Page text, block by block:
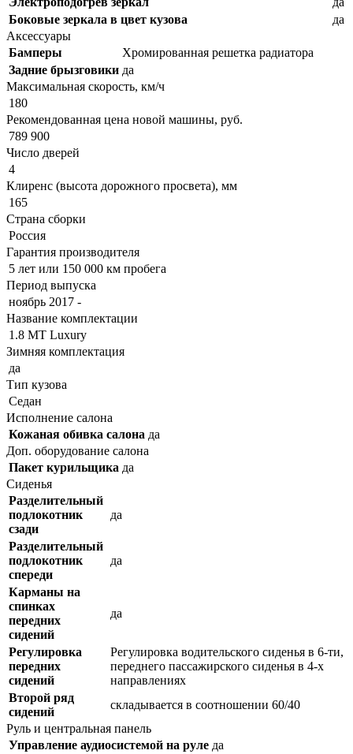
Боковые зеркала в цвет кузова
да
Аксессуары
Бамперы
Хромированная решетка радиатора
Задние брызговики да
Максимальная скорость, км/ч
180
Рекомендованная цена новой машины, руб.
789 900
Число дверей
4
Клиренс (высота дорожного просвета), мм
165
Страна сборки
Россия
Гарантия производителя
5 лет или 150 000 км пробега
Период выпуска
ноябрь 2017 -
Название комплектации
1.8 MT Luxury
Зимняя комплектация
да
Тип кузова
Седан
Исполнение салона
Кожаная обивка салона да
Доп. оборудование салона
Пакет курильщика да
Сиденья
Разделительный
подлокотник
сзади
да
Разделительный
подлокотник
спереди
да
Карманы на
спинках
передних
сидений
да
Регулировка
передних
сидений
Регулировка водительского сиденья в 6-ти,
переднего пассажирского сиденья в 4-х
направлениях
Второй ряд
сидений
складывается в соотношении 60/40
Руль и центральная панель
Управление аудиосистемой на руле да